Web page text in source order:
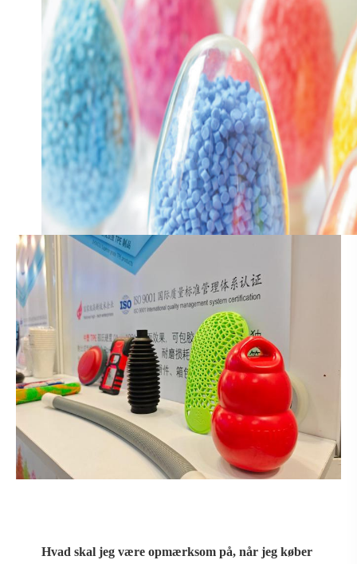
Hvad skal jeg være opmærksom på, når jeg køber